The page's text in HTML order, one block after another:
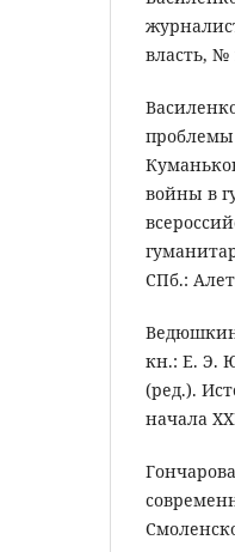
власть, №
проблемы
войны в
СПб.:
кн.: Е. Э.
(ред.).
начала